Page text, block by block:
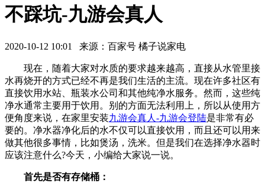
不踩坑-九游会真人
2020-10-12 10:01 来源：百家号 橘子说家电
现在，随着大家对水质的要求越来越高，直接从水管里接
水再烧开的方式已经不再是我们生活的主流。现在许多社区有
直接饮用水站、瓶装水公司和其他纯净水服务。然而，这些纯
净水通常主要用于饮用。别的方面无法利用上，所以从使用方
便角度来说，在家里安装九游会真人-九游会登陆是非常有必
要的。净水器净化后的水不仅可以直接饮用，而且还可以用来
做其他很多事情，比如煲汤，洗米。但是我们在选择净水器时
应该注意什么?今天，小编给大家说一说。
首先是否有存储桶：